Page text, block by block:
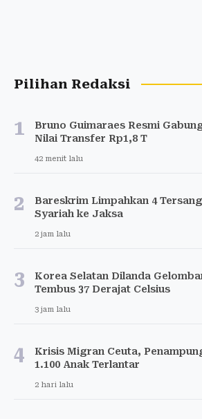
Pilihan Redaksi
1
Bruno Guimaraes Resmi
Nilai Transfer Rp1,8 T
42 menit lalu
2
Bareskrim Limpahkan 4
Syariah ke Jaksa
2 jam lalu
3
Korea Selatan Dilanda
Tembus 37 Derajat Celsius
3 jam lalu
4
Krisis Migran Ceuta,
1.100 Anak Terlantar
2 hari lalu